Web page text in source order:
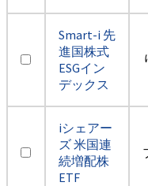
Smart-i 先
進国株式
ESGイン
デックス
iシェアー
ズ 米国連
続増配株
ETF